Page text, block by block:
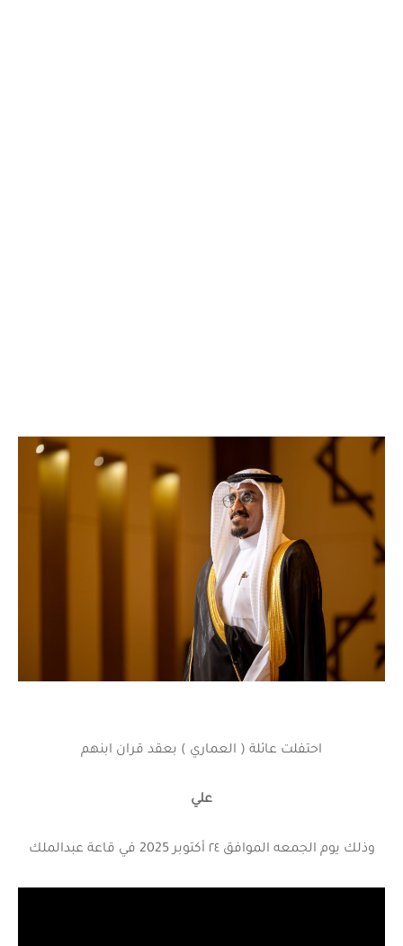
احتفلت عائلة ( العماري ) بعقد قران ابنهم
علي
وذلك يوم الجمعه الموافق ٢٤ أكتوبر 2025 في قاعة عبدالملك